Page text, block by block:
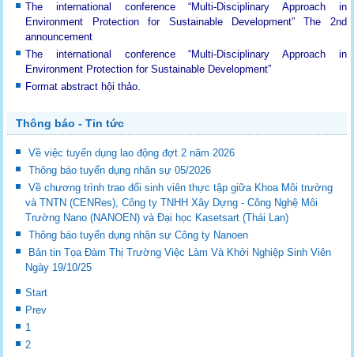
The international conference “Multi-Disciplinary Approach in
Environment Protection for Sustainable Development”The 2nd
announcement
The international conference “Multi-Disciplinary Approach in
Environment Protection for Sustainable Development”
Format abstract hội thảo.
Thông báo - Tin tức
Về việc tuyển dụng lao động đợt 2 năm 2026
Thông báo tuyển dụng nhân sự 05/2026
Về chương trình trao đổi sinh viên thực tập giữa Khoa Môi trường
và TNTN (CENRes), Công ty TNHH Xây Dựng - Công Nghệ Môi
Trường Nano (NANOEN) và Đại học Kasetsart (Thái Lan)
Thông báo tuyển dụng nhận sự Công ty Nanoen
Bản tin Tọa Đàm Thị Trường Việc Làm Và Khởi Nghiệp Sinh Viên
Ngày 19/10/25
Start
Prev
1
2